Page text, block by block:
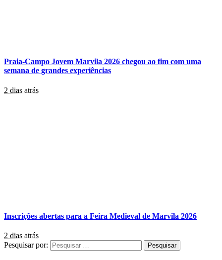
Praia-Campo Jovem Marvila 2026 chegou ao fim com uma
semana de grandes experiências
2 dias atrás
Inscrições abertas para a Feira Medieval de Marvila 2026
2 dias atrás
Pesquisar por: